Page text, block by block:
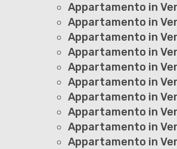
Appartamento in
Appartamento in
Appartamento in
Appartamento in
Appartamento in
Appartamento in
Appartamento in
Appartamento in
Appartamento in
Appartamento in